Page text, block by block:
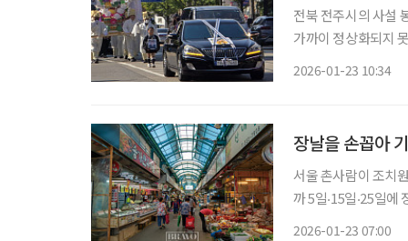
전북 전주시의 사설
가까이 정상화되지
2026-01-23 10:34
장날을 손꼽아
서울 촌사람이 조치
까 5일‧15일‧25일
2026-01-23 07:00